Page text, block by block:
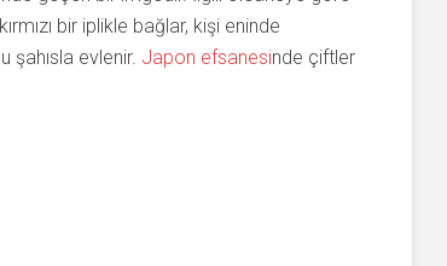
bir iplikle bağlar, kişi eninde
şahısla evlenir. Japon efsanesinde çiftler